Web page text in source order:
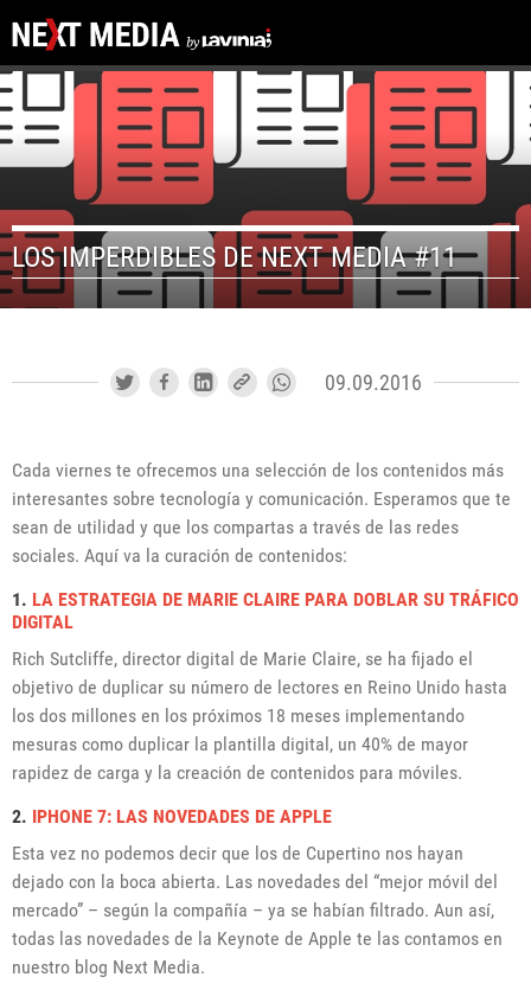
LOS IMPERDIBLES DE NEXT MEDIA #11
09.09.2016
Cada viernes te ofrecemos una selección de los contenidos más
interesantes sobre tecnología y comunicación. Esperamos que te
sean de utilidad y que los compartas a través de las redes
sociales. Aquí va la curación de contenidos:
1. LA ESTRATEGIA DE MARIE CLAIRE PARA DOBLAR SU TRÁFICO
DIGITAL
Rich Sutcliffe, director digital de Marie Claire, se ha fijado el
objetivo de duplicar su número de lectores en Reino Unido hasta
los dos millones en los próximos 18 meses implementando
mesuras como duplicar la plantilla digital, un 40% de mayor
rapidez de carga y la creación de contenidos para móviles.
2. IPHONE 7: LAS NOVEDADES DE APPLE
Esta vez no podemos decir que los de Cupertino nos hayan
dejado con la boca abierta. Las novedades del “mejor móvil del
mercado” – según la compañía – ya se habían filtrado. Aun así,
todas las novedades de la Keynote de Apple te las contamos en
nuestro blog Next Media.